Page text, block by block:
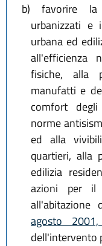
b) favorire la
urbanizzati e
urbana ed
all'efficienza
fisiche, alla
manufatti e
comfort
norme
ed alla
quartieri, alla
edilizia
azioni per il
all'abitazione
agosto
dell'intervento